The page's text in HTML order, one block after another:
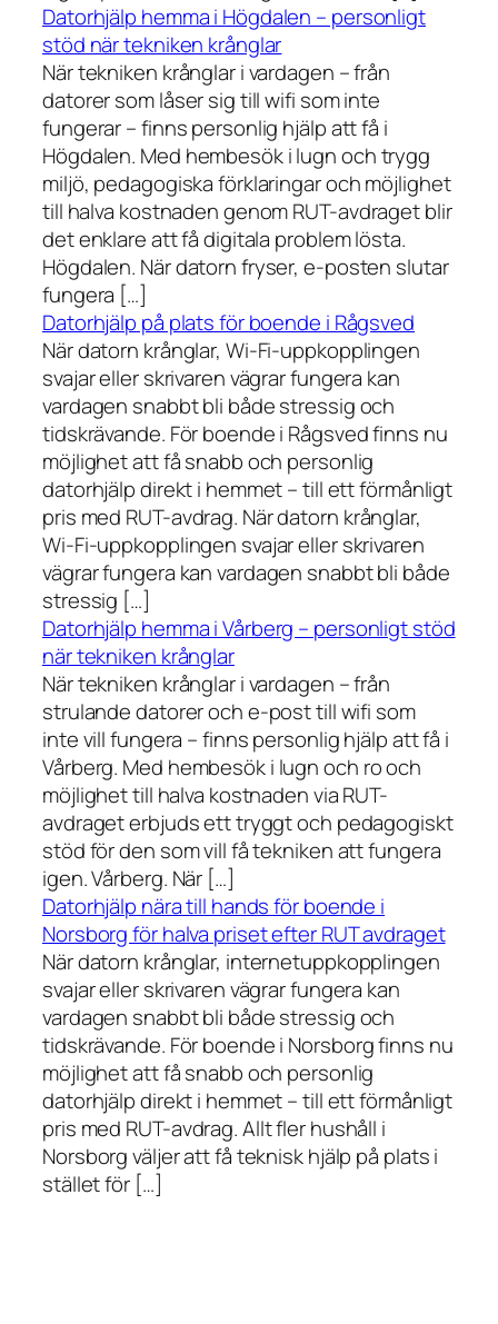
Datorhjälp hemma i Högdalen – personligt
stöd när tekniken krånglar
När tekniken krånglar i vardagen – från
datorer som låser sig till wifi som inte
fungerar – finns personlig hjälp att få i
Högdalen. Med hembesök i lugn och trygg
miljö, pedagogiska förklaringar och möjlighet
till halva kostnaden genom RUT-avdraget blir
det enklare att få digitala problem lösta.
Högdalen. När datorn fryser, e-posten slutar
fungera […]
Datorhjälp på plats för boende i Rågsved
När datorn krånglar, Wi-Fi-uppkopplingen
svajar eller skrivaren vägrar fungera kan
vardagen snabbt bli både stressig och
tidskrävande. För boende i Rågsved finns nu
möjlighet att få snabb och personlig
datorhjälp direkt i hemmet – till ett förmånligt
pris med RUT-avdrag. När datorn krånglar,
Wi-Fi-uppkopplingen svajar eller skrivaren
vägrar fungera kan vardagen snabbt bli både
stressig […]
Datorhjälp hemma i Vårberg – personligt stöd
när tekniken krånglar
När tekniken krånglar i vardagen – från
strulande datorer och e-post till wifi som
inte vill fungera – finns personlig hjälp att få i
Vårberg. Med hembesök i lugn och ro och
möjlighet till halva kostnaden via RUT-
avdraget erbjuds ett tryggt och pedagogiskt
stöd för den som vill få tekniken att fungera
igen. Vårberg. När […]
Datorhjälp nära till hands för boende i
Norsborg för halva priset efter RUT avdraget
När datorn krånglar, internetuppkopplingen
svajar eller skrivaren vägrar fungera kan
vardagen snabbt bli både stressig och
tidskrävande. För boende i Norsborg finns nu
möjlighet att få snabb och personlig
datorhjälp direkt i hemmet – till ett förmånligt
pris med RUT-avdrag. Allt fler hushåll i
Norsborg väljer att få teknisk hjälp på plats i
stället för […]